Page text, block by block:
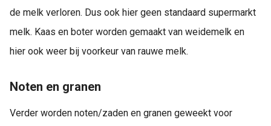
de melk verloren. Dus ook hier geen standaard supermarkt
melk. Kaas en boter worden gemaakt van weidemelk en
hier ook weer bij voorkeur van rauwe melk.
Noten en granen
Verder worden noten/zaden en granen geweekt voor